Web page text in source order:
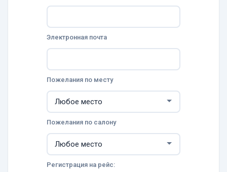
Электронная почта
Пожелания по месту
Пожелания по салону
Регистрация на рейс: